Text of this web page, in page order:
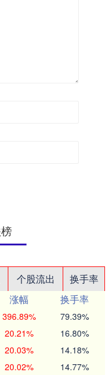
个股流出
换手率
涨幅
换手率
396.89% 79.39%
20.21% 16.80%
20.03% 14.18%
20.02% 14.77%